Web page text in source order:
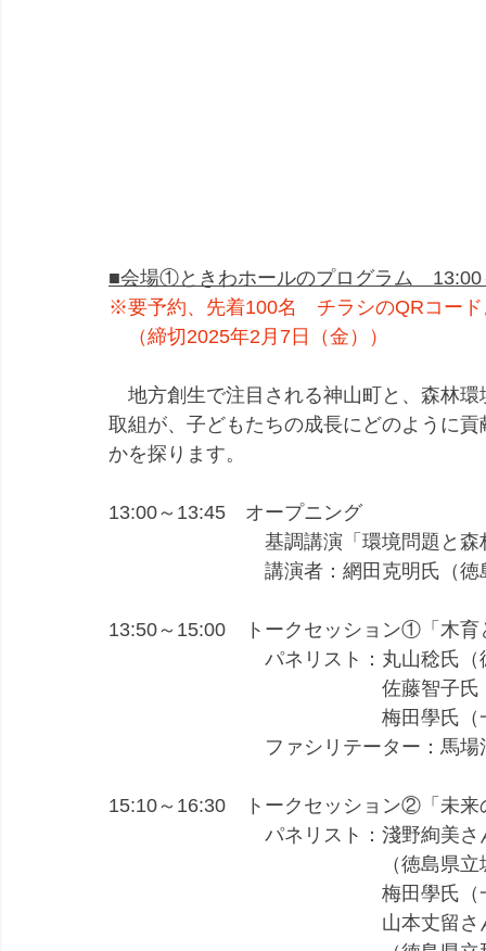
■会場①ときわホールのプログラム　
※要予約、先着100名
チラシのQRコー
（締切2025年2月7日（金））
地方創生で注目される神山町と、森林
取組が、子どもたちの成長にどのように
かを探ります。
13:00～13:45　オープニング
基調講演「環境問題と森
講演者：網田克明氏（徳島県木
13:50～15:00　トークセッション①「木育
パネリスト：丸山稔氏（徳島県
佐藤智子氏（徳島県立城
梅田學氏（一般社団法人
ファシリテーター：馬場清（東
15:10～16:30　トークセッション②「未来
パネリスト：淺野絢美さん・
（徳島県立城西高等学
梅田學氏（一般社団法人
山本丈留さん・森本